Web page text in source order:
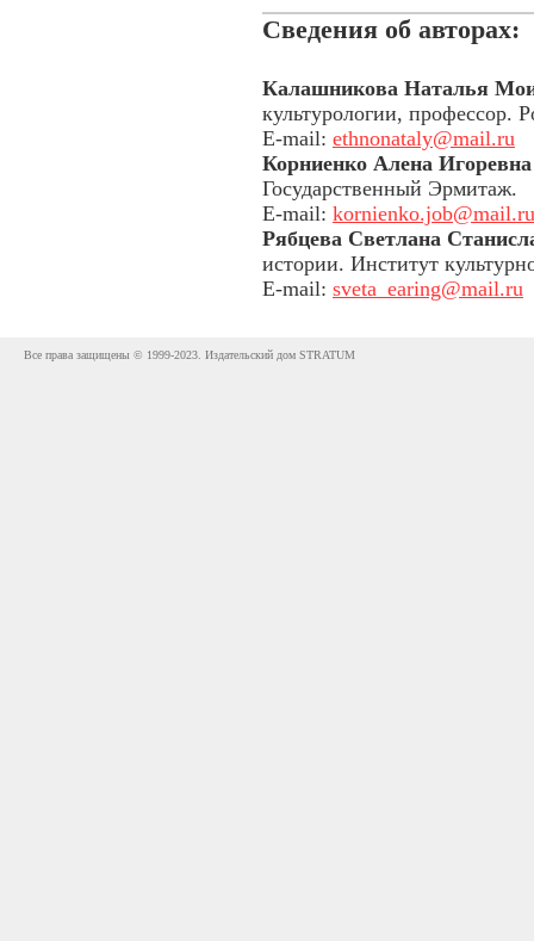
Сведения об авторах:
Калашникова Наталья
культурологии, профессор.
E-mail: ethnonataly@mail.ru
Корниенко Алена Игоревна
Государственный Эрмитаж.
E-mail: kornienko.job@mail.ru
Рябцева Светлана
истории. Институт
E-mail: sveta_earing@mail.ru
Все права защищены © 1999-2023. Издательский дом STRATUM